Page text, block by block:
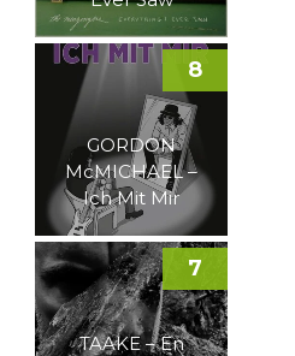
GORDON
McMICHAEL –
Ich Mit Mir
8
TAAKE – En
7